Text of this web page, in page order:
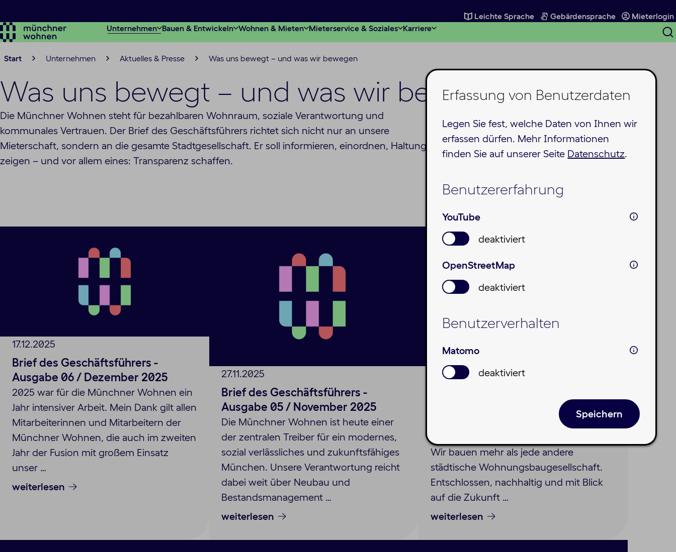
Erfassung von Benutzerdaten
Legen Sie fest, welche Daten von Ihnen wir
erfassen dürfen. Mehr Informationen
finden Sie auf unserer Seite Datenschutz.
Benutzererfahrung
YouTube
deaktiviert
OpenStreetMap
deaktiviert
Benutzerverhalten
Matomo
deaktiviert
Speichern
Hauptinhalt
springen
Leichte Sprache Gebärdensprache
Mieterlogin
Unternehmen
Bauen & Entwickeln Wohnen & Mieten Mieterservice & Soziales Karriere
Start Unternehmen Aktuelles & Presse Was uns bewegt – und was wir bewegen
Was uns bewegt – und was wir bewegen
Die Münchner Wohnen steht für bezahlbaren Wohnraum, soziale Verantwortung und
kommunales Vertrauen. Der Brief des Geschäftsführers richtet sich nicht nur an unsere
Mieterschaft, sondern an die gesamte Stadtgesellschaft. Er soll informieren, einordnen, Haltung
zeigen – und vor allem eines: Transparenz schaffen.
Brief des Geschäftsführers -
Ausgabe 06 / Dezember 2025
17.12.2025
2025 war für die Münchner Wohnen ein
Jahr intensiver Arbeit. Mein Dank gilt allen
Mitarbeiterinnen und Mitarbeitern der
Münchner Wohnen, die auch im zweiten
Jahr der Fusion mit großem Einsatz
unser …
weiterlesen
Brief des Geschäftsführers -
Ausgabe 05 / November 2025
27.11.2025
Die Münchner Wohnen ist heute einer
der zentralen Treiber für ein modernes,
sozial verlässliches und zukunftsfähiges
München. Unsere Verantwortung reicht
dabei weit über Neubau und
Bestandsmanagement …
weiterlesen
Ausgabe 04 / Oktober 2025
09.10.2025
Die Münchner Wohnen ist heute einer
Wir bauen mehr als jede andere
städtische Wohnungsbaugesellschaft.
Entschlossen, nachhaltig und mit Blick
auf die Zukunft …
weiterlesen